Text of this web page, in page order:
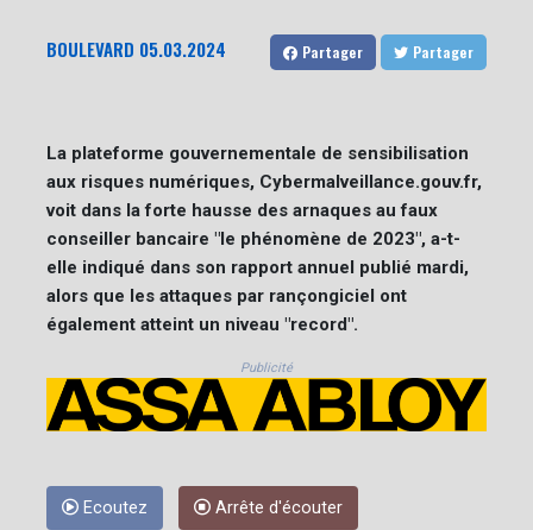
BOULEVARD 05.03.2024 Partager Partager
La plateforme gouvernementale de sensibilisation
aux risques numériques, Cybermalveillance.gouv.fr,
voit dans la forte hausse des arnaques au faux
conseiller bancaire "le phénomène de 2023", a-t-
elle indiqué dans son rapport annuel publié mardi,
alors que les attaques par rançongiciel ont
également atteint un niveau "record".
Publicité
Ecoutez Arrête d'écouter